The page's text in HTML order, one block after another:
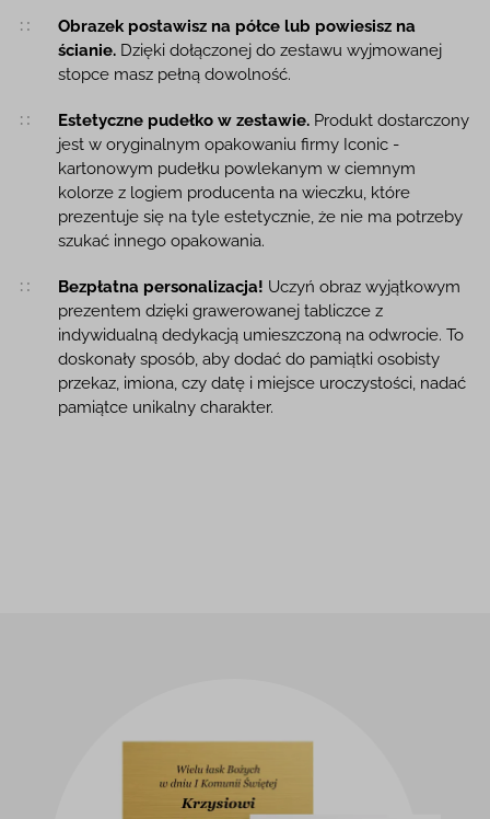
Obrazek postawisz na półce lub powiesisz na
ścianie.Dzięki dołączonej do zestawu wyjmowanej
stopce masz pełną dowolność.
Estetyczne pudełko w zestawie.Produkt dostarczony
jest w oryginalnym opakowaniu firmy Iconic -
kartonowym pudełku powlekanym w ciemnym
kolorze z logiem producenta na wieczku, które
prezentuje się na tyle estetycznie, że nie ma potrzeby
szukać innego opakowania.
Bezpłatna personalizacja! Uczyń obraz wyjątkowym
prezentem dzięki grawerowanej tabliczce z
indywidualną dedykacją umieszczoną na odwrocie. To
doskonały sposób, aby dodać do pamiątki osobisty
przekaz, imiona, czy datę i miejsce uroczystości, nadać
pamiątce unikalny charakter.